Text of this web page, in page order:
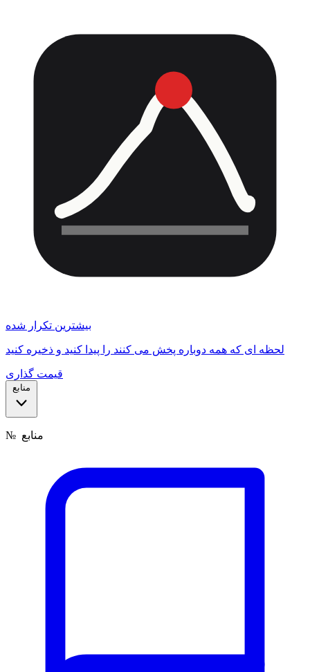
بیشترین تکرار شده
لحظه ای که همه دوباره پخش می کنند را پیدا کنید و ذخیره کنید
قیمت گذاری
منابع
№ منابع